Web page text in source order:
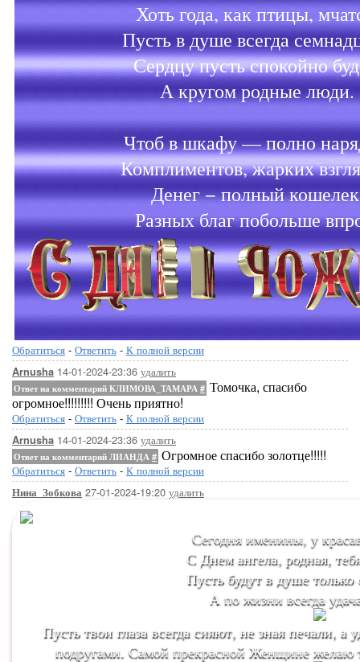
Хоть года, как птицы,
Пусть в душе всегда
Сердцу пусть спокойно
А кругом родные люди.
Чтоб в шкафу — полно
Комплиментов, жарких
Денег − полный
Разных благ побольше
Обратиться - Ответить - К полной версии
Arnusha 14-01-2024-23:36 удалить
Ответ на комментарий КЛИМОВА_ТАМАРА # Томочка, спасибо
огромное!!!!!!!!! Очень приятно!
Обратиться - Ответить - К полной версии
Arnusha 14-01-2024-23:36 удалить
Ответ на комментарий ЛИАНДА # Огромное спасибо золотце!!!!!
Обратиться - Ответить - К полной версии
Нина_Зобкова 27-01-2024-19:20 удалить
Сегодня именины, у
С Днем ангела, родная,
Пусть будут в душе только
А по жизни всегда
Пусть твои глаза всегда сияют, не зная печали,
подругами. Самой прекрасной Женщине желаю